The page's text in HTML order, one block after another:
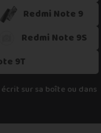
Redmi Note 9
Redmi Note 9S
9T
sur sa boîte ou dans